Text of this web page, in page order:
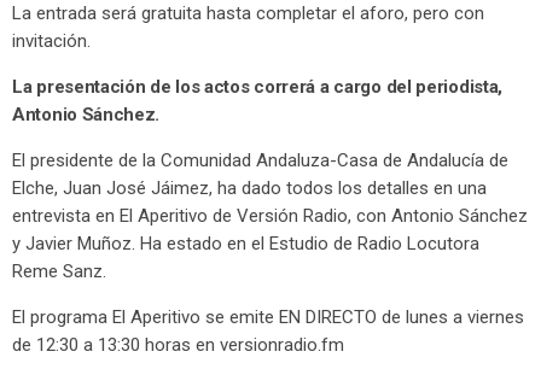
La entrada será gratuita hasta completar el aforo, pero con
invitación.
La presentación de los actos correrá a cargo del periodista,
Antonio Sánchez.
El presidente de la Comunidad Andaluza-Casa de Andalucía de
Elche, Juan José Jáimez, ha dado todos los detalles en una
entrevista en El Aperitivo de Versión Radio, con Antonio Sánchez
y Javier Muñoz. Ha estado en el Estudio de Radio Locutora
Reme Sanz.
El programa El Aperitivo se emite EN DIRECTO de lunes a viernes
de 12:30 a 13:30 horas en versionradio.fm